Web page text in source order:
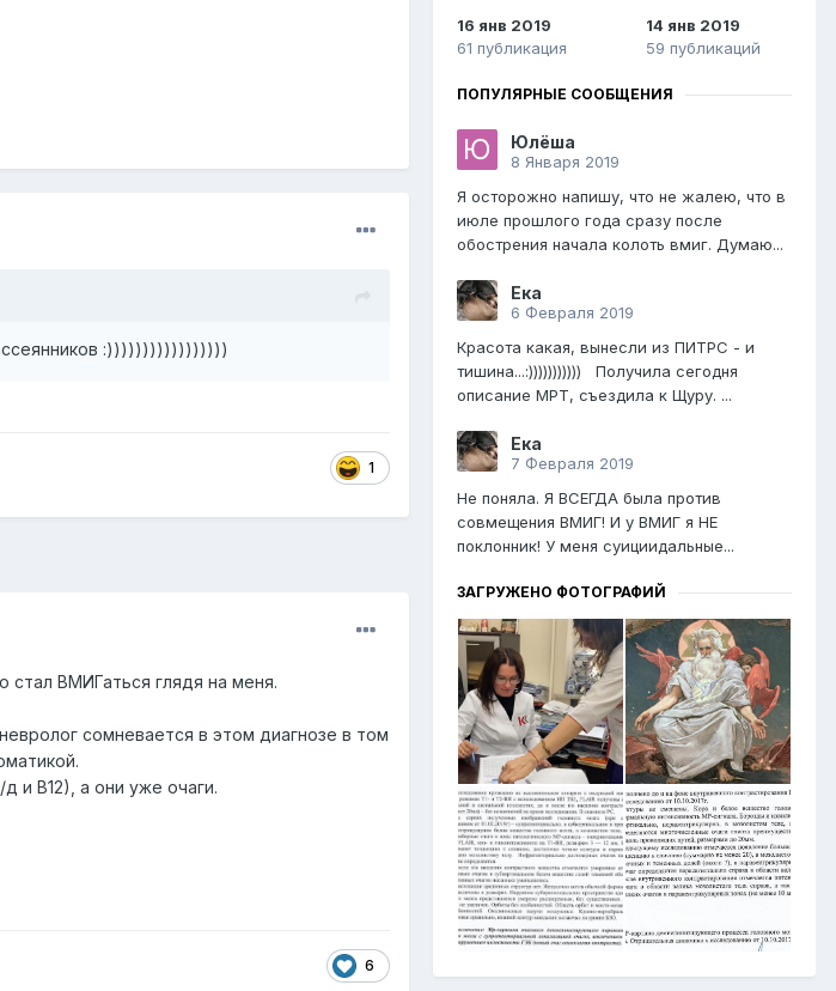
:)))))))))))))))))
1
ВМИГаться глядя на меня.
сомневается в этом диагнозе в том
и В12), а они уже очаги.
6
16 янв 2019
61 публикация
14 янв 2019
59 публикаций
ПОПУЛЯРНЫЕ СООБЩЕНИЯ
Юлёша
8 Января 2019
Я осторожно напишу, что не жалею, что в
июле прошлого года сразу после
обострения начала колоть вмиг. Думаю...
Ека
6 Февраля 2019
Красота какая, вынесли из ПИТРС - и
тишина...:))))))))))) Получила сегодня
описание МРТ, съездила к Щуру. ...
Ека
7 Февраля 2019
Не поняла. Я ВСЕГДА была против
совмещения ВМИГ! И у ВМИГ я НЕ
поклонник! У меня суициидальные...
ЗАГРУЖЕНО ФОТОГРАФИЙ